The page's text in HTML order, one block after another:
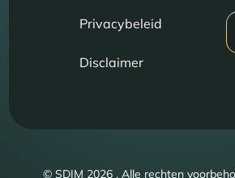
Privacybeleid
Disclaimer
© SDIM 2026 . Alle rechten